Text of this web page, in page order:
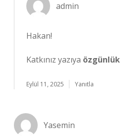
admin
Hakan!
Katkınız yazıya özgünlük
Eylül 11, 2025 Yanıtla
Yasemin